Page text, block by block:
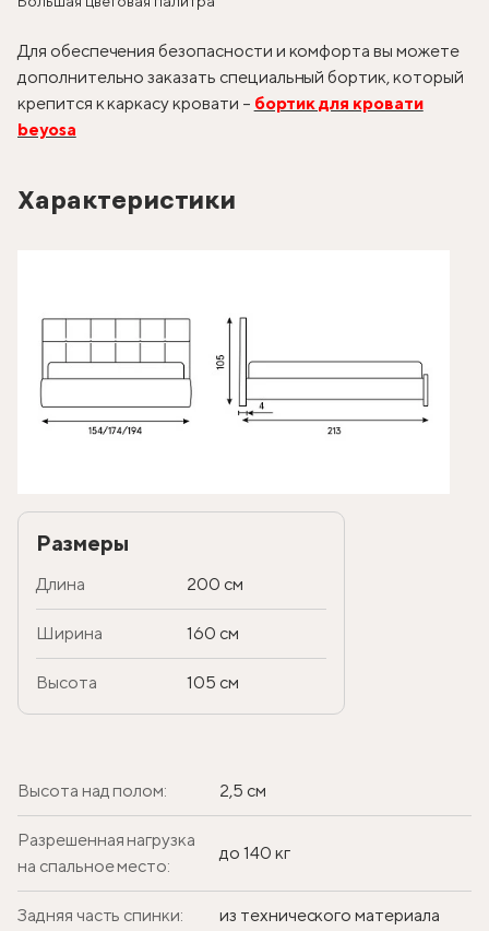
Для обеспечения безопасности и комфорта вы можете
дополнительно заказать специальный бортик, который
крепится к каркасу кровати – бортик для кровати
beyosa
Характеристики
Размеры
Длина 200 см
Ширина 160 см
Высота 105 см
Высота над полом: 2,5 см
Разрешенная нагрузка
на спальное место:
до 140 кг
Задняя часть спинки: из технического материала